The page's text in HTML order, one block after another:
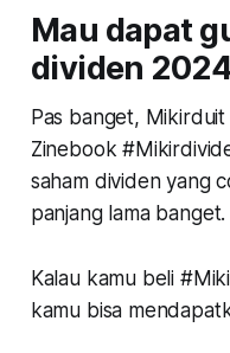
Mau dapat
dividen
Pas banget,
Zinebook
saham dividen yang
panjang lama banget.
Kalau kamu beli
kamu bisa